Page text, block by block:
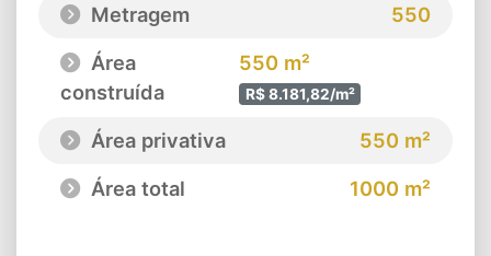
Metragem
550
Área
construída
550 m²
R$ 8.181,82/m²
Área privativa
550 m²
Área total
1000 m²